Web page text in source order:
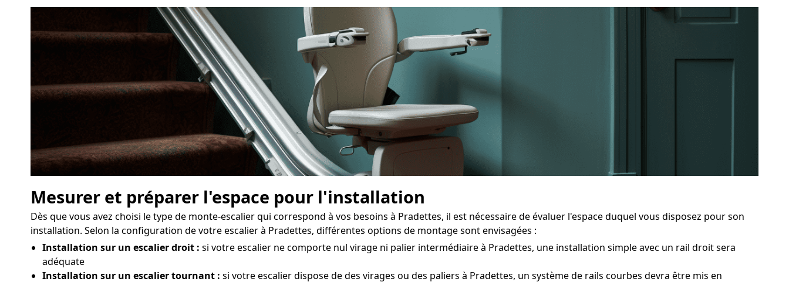
Mesurer et préparer l'espace pour l'installation
Dès que vous avez choisi le type de monte-escalier qui correspond à vos besoins à Pradettes, il est nécessaire de évaluer l'espace duquel vous disposez pour son
installation. Selon la configuration de votre escalier à Pradettes, différentes options de montage sont envisagées :
Installation sur un escalier droit : si votre escalier ne comporte nul virage ni palier intermédiaire à Pradettes, une installation simple avec un rail droit sera
adéquate
Installation sur un escalier tournant : si votre escalier dispose de des virages ou des paliers à Pradettes, un système de rails courbes devra être mis en